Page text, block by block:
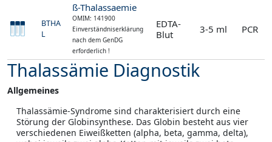
BTHA
L
ß-Thalassaemie
OMIM: 141900
Einverständniserklärung
nach dem GenDG
erforderlich !
EDTA-
Blut
3-5 ml PCR
Thalassämie Diagnostik
Allgemeines
Thalassämie-Syndrome sind charakterisiert durch eine
Störung der Globinsynthese. Das Globin besteht aus vier
verschiedenen Eiweißketten (alpha, beta, gamma, delta),